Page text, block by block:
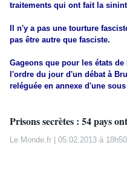
traitements qui ont fait la
Il n'y a pas une tourture
pas être autre que fasciste.
Gageons que pour les états
l'ordre du jour d'un débat à
reléguée en annexe d'une
Prisons secrètes : 54 pays
Le Monde.fr | 05.02.2013 à 18h50